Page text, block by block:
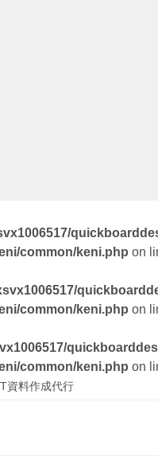
common/keni.php on
common/keni.php on
common/keni.php on
資料作成代行